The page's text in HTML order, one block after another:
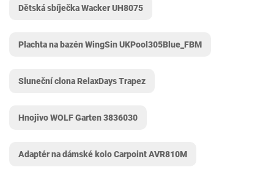
Dětská sbíječka Wacker ‎UH8075
Plachta na bazén WingSin UKPool305Blue_FBM
Sluneční clona RelaxDays Trapez
Hnojivo WOLF Garten 3836030
Adaptér na dámské kolo Carpoint AVR810M